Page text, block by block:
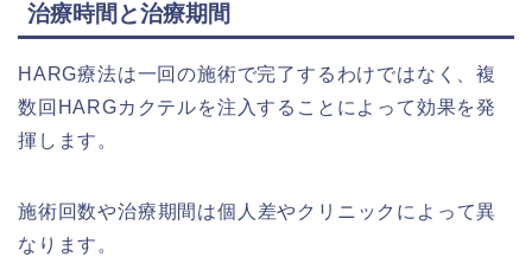
治療時間と治療期間
HARG療法は一回の施術で完了するわけではなく、複
数回HARGカクテルを注入することによって効果を発
揮します。
施術回数や治療期間は個人差やクリニックによって異
なります。